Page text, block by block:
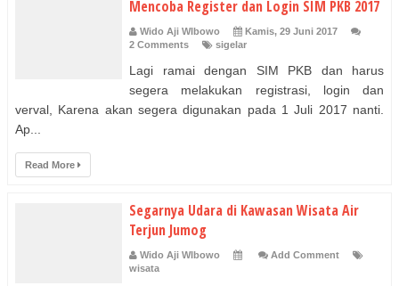
Mencoba Register dan Login SIM PKB 2017
Wido Aji WIbowo
Kamis, 29 Juni 2017
2 Comments
sigelar
Lagi ramai dengan SIM PKB dan harus
segera melakukan registrasi, login dan
verval, Karena akan segera digunakan pada 1 Juli 2017 nanti.
Ap...
Read More
Segarnya Udara di Kawasan Wisata Air
Terjun Jumog
Wido Aji WIbowo
Add Comment
wisata